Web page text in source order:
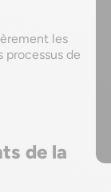
les
processus de
de la